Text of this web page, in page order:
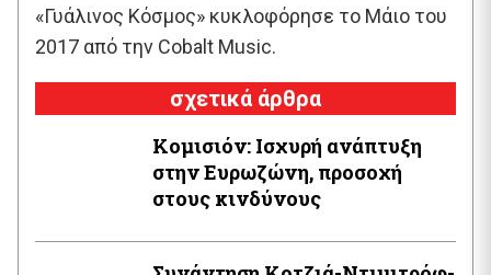
«Γυάλινος Κόσμος» κυκλοφόρησε το Μάιο του
2017 από την Cobalt Music.
σχετικά άρθρα
Κομισιόν: Ισχυρή ανάπτυξη
στην Ευρωζώνη, προσοχή
στους κινδύνους